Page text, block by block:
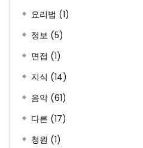
요리법 (1)
정보 (5)
면접 (1)
지식 (14)
음악 (61)
다른 (17)
청원 (1)